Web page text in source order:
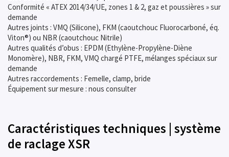
Conformité « ATEX 2014/34/UE, zones 1 & 2, gaz et poussières » sur
demande
Autres joints : VMQ (Silicone), FKM (caoutchouc Fluorocarboné, éq.
Viton®) ou NBR (caoutchouc Nitrile)
Autres qualités d’obus : EPDM (Ethylène-Propylène-Diène
Monomère), NBR, FKM, VMQ chargé PTFE, mélanges spéciaux sur
demande
Autres raccordements : Femelle, clamp, bride
Équipement sur mesure : nous consulter
Caractéristiques techniques | système
de raclage XSR